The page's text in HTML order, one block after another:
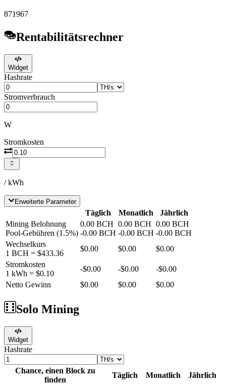
871967
Rentabilitätsrechner
Widget
Hashrate
Stromverbrauch
W
Stromkosten
/ kWh
Erweiterte Parameter
Täglich Monatlich
Jährlich
Mining Belohnung
Pool-Gebühren (1.5%)
0.00 BCH
-0.00 BCH
0.00 BCH
-0.00 BCH
0.00 BCH
-0.00 BCH
Wechselkurs
1 BCH = $433.36
$0.00 $0.00
$0.00
Stromkosten
1 kWh = $0.10
-$0.00 -$0.00 -$0.00
Netto Gewinn
$0.00 $0.00 $0.00
Solo Mining
Widget
Hashrate
Chance, einen Block zu
finden
Täglich Monatlich Jährlich